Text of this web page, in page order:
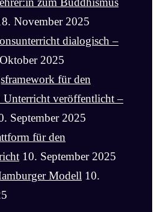
November 2025
dialogisch –
2025
für den
Unterricht veröffentlicht –
September 2025
für den
10. September 2025
Modell 10.